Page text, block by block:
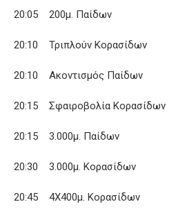
20:05 200μ. Παίδων
20:10 Τριπλούν Κορασίδων
20:10 Ακοντισμός Παίδων
20:15 Σφαιροβολία Κορασίδων
20:15 3.000μ. Παίδων
20:30 3.000μ. Κορασίδων
20:45 4Χ400μ. Κορασίδων